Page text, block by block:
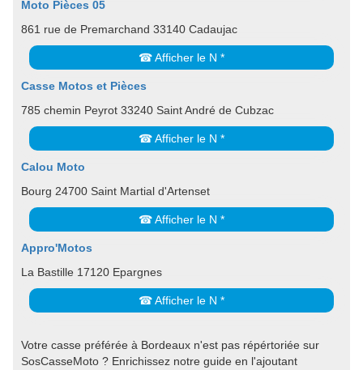
Moto Pièces 05
861 rue de Premarchand 33140 Cadaujac
☎ Afficher le N *
Casse Motos et Pièces
785 chemin Peyrot 33240 Saint André de Cubzac
☎ Afficher le N *
Calou Moto
Bourg 24700 Saint Martial d'Artenset
☎ Afficher le N *
Appro'Motos
La Bastille 17120 Epargnes
☎ Afficher le N *
Votre casse préférée à Bordeaux n'est pas répértoriée sur
SosCasseMoto ? Enrichissez notre guide en l'ajoutant